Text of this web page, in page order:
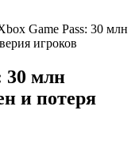
Game Pass: 30 млн
игроков
30 млн
и потеря